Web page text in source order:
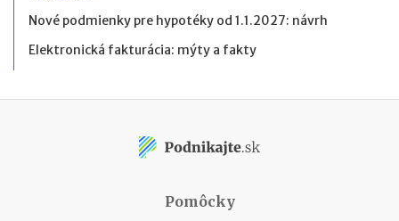
Nové podmienky pre hypotéky od 1.1.2027: návrh
Elektronická fakturácia: mýty a fakty
Pomôcky